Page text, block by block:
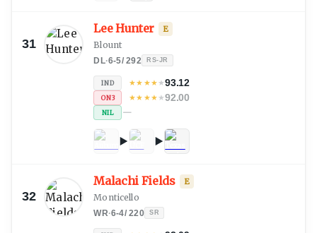
31
Lee Hunter E
Blount
DL·6-5/292 RS-JR
IND ★★ ★★★93.12
ON3 ★★ ★★★92.00
NIL —
32
Malachi Fields E
Monticello
WR·6-4/220 SR